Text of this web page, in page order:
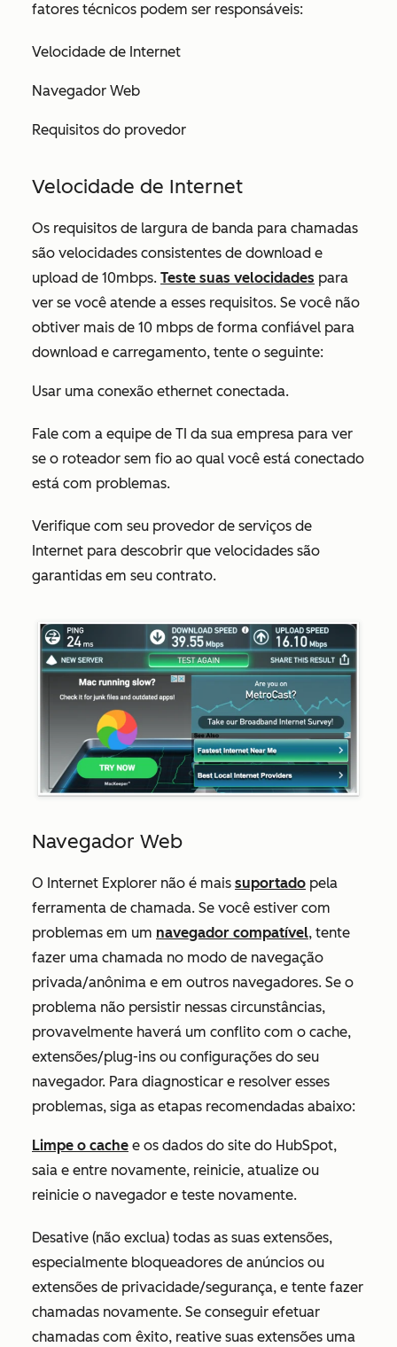
fatores técnicos podem ser responsáveis:
Velocidade de Internet
Navegador Web
Requisitos do provedor
Velocidade de Internet
Os requisitos de largura de banda para chamadas
são velocidades consistentes de download e
upload de 10mbps. Teste suas velocidades para
ver se você atende a esses requisitos. Se você não
obtiver mais de 10 mbps de forma confiável para
download e carregamento, tente o seguinte:
Usar uma conexão ethernet conectada.
Fale com a equipe de TI da sua empresa para ver
se o roteador sem fio ao qual você está conectado
está com problemas.
Verifique com seu provedor de serviços de
Internet para descobrir que velocidades são
garantidas em seu contrato.
Navegador Web
O Internet Explorer não é mais suportado pela
ferramenta de chamada. Se você estiver com
problemas em um navegador compatível, tente
fazer uma chamada no modo de navegação
privada/anônima e em outros navegadores. Se o
problema não persistir nessas circunstâncias,
provavelmente haverá um conflito com o cache,
extensões/plug-ins ou configurações do seu
navegador. Para diagnosticar e resolver esses
problemas, siga as etapas recomendadas abaixo:
Limpe o cache e os dados do site do HubSpot,
saia e entre novamente, reinicie, atualize ou
reinicie o navegador e teste novamente.
Desative (não exclua) todas as suas extensões,
especialmente bloqueadores de anúncios ou
extensões de privacidade/segurança, e tente fazer
chamadas novamente. Se conseguir efetuar
chamadas com êxito, reative suas extensões uma